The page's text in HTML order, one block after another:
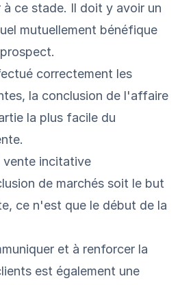
à ce stade. Il doit y avoir un
mutuellement bénéfique
correctement les
la conclusion de l'affaire
la plus facile du
vente incitative
de marchés soit le but
ce n'est que le début de la
et à renforcer la
est également une